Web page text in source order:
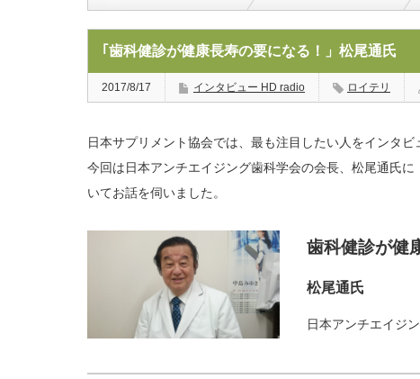
｢歯科健診が健康長寿の要になる！」松尾通氏
2017/8/17 インタビュー HD radio ロイテリ
日本サプリメント協会では、最も注目したい人をインタビ
今回は日本アンチエイジング歯科学会の会長、松尾通氏
いてお話を伺いました。
歯科健診が健
松尾通氏
日本アンチエイジ